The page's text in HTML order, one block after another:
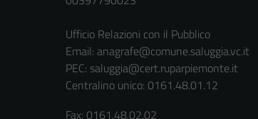
Ufficio Relazioni con il Pubblico
Email: anagrafe@comune.saluggia.vc.it
PEC: saluggia@cert.ruparpiemonte.it
Centralino unico: 0161.48.01.12
Fax: 0161.48.02.02